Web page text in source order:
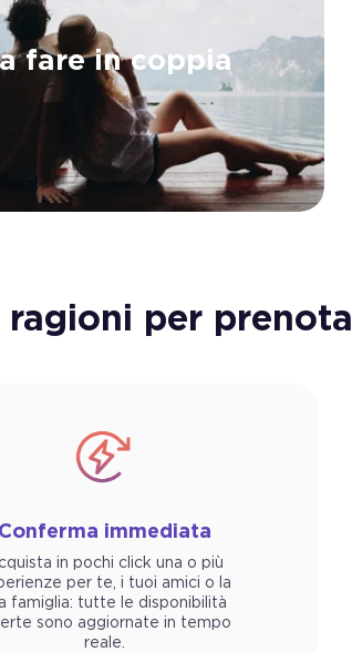
fare in coppia
ragioni per
Conferma immediata
in pochi click una o più
per te, i tuoi amici o la
famiglia: tutte le disponibilità
sono aggiornate in tempo
reale.